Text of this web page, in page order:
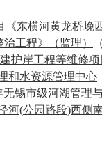
《东横河黄龙桥堍
工程》（监理）
护岸工程等维修
和水资源管理中心
无锡市级河湖管理
河(公园路段)西侧